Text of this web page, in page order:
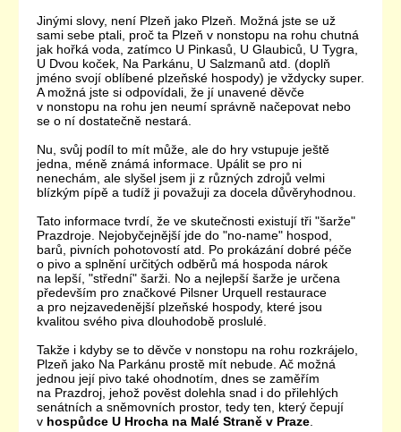
Jinými slovy, není Plzeň jako Plzeň. Možná jste se už
sami sebe ptali, proč ta Plzeň v nonstopu na rohu chutná
jak hořká voda, zatímco U Pinkasů, U Glaubiců, U Tygra,
U Dvou koček, Na Parkánu, U Salzmanů atd. (doplň
jméno svojí oblíbené plzeňské hospody) je vždycky super.
A možná jste si odpovídali, že jí unavené děvče
v nonstopu na rohu jen neumí správně načepovat nebo
se o ní dostatečně nestará.
Nu, svůj podíl to mít může, ale do hry vstupuje ještě
jedna, méně známá informace. Upálit se pro ni
nenechám, ale slyšel jsem ji z různých zdrojů velmi
blízkým pípě a tudíž ji považuji za docela důvěryhodnou.
Tato informace tvrdí, že ve skutečnosti existují tři "šarže"
Prazdroje. Nejobyčejnější jde do "no-name" hospod,
barů, pivních pohotovostí atd. Po prokázání dobré péče
o pivo a splnění určitých odběrů má hospoda nárok
na lepší, "střední" šarži. No a nejlepší šarže je určena
především pro značkové Pilsner Urquell restaurace
a pro nejzavedenější plzeňské hospody, které jsou
kvalitou svého piva dlouhodobě proslulé.
Takže i kdyby se to děvče v nonstopu na rohu rozkrájelo,
Plzeň jako Na Parkánu prostě mít nebude. Ač možná
jednou její pivo také ohodnotím, dnes se zaměřím
na Prazdroj, jehož pověst dolehla snad i do přilehlých
senátních a sněmovních prostor, tedy ten, který čepují
v hospůdce U Hrocha na Malé Straně v Praze